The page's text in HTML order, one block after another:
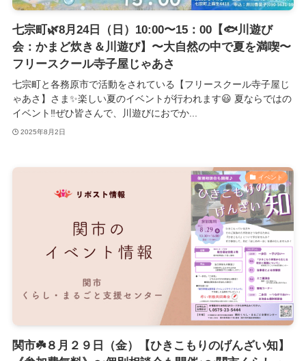
七宗町🌿8月24日（日）10:00〜15：00【🐟️川遊び
会：かまど炊き＆川遊び】〜大自然の中で夏を満喫〜
フリースクール寺子屋じゃあさ
七宗町と各務原市で活動をされている【フリースクール寺子屋じ
ゃあさ】さま✨️楽しい夏のイベントが行われます😃 夏ならではの
イベント‼️ぜひ皆さんで、川遊びにおでか...
2025年8月2日
イベント
関市☘️８月２９日（金）【ひきこもりのげんざい知】